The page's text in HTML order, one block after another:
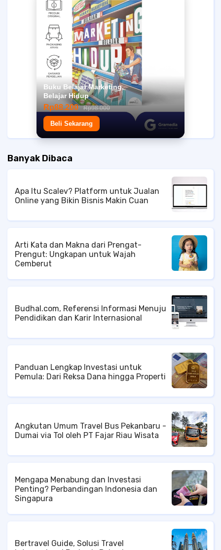
Buku Belajar Marketing,
Belajar Hidup
Rp88.200 Rp98.000
Beli Sekarang
Banyak Dibaca
Apa Itu Scalev? Platform untuk Jualan
Online yang Bikin Bisnis Makin Cuan
Arti Kata dan Makna dari Prengat-
Prengut: Ungkapan untuk Wajah
Cemberut
Budhal.com, Referensi Informasi Menuju
Pendidikan dan Karir Internasional
Panduan Lengkap Investasi untuk
Pemula: Dari Reksa Dana hingga Properti
Angkutan Umum Travel Bus Pekanbaru -
Dumai via Tol oleh PT Fajar Riau Wisata
Mengapa Menabung dan Investasi
Penting? Perbandingan Indonesia dan
Singapura
Bertravel Guide, Solusi Travel